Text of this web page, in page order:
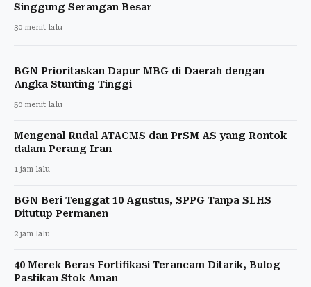
Singgung Serangan Besar
30 menit lalu
BGN Prioritaskan Dapur MBG di Daerah dengan
Angka Stunting Tinggi
50 menit lalu
Mengenal Rudal ATACMS dan PrSM AS yang Rontok
dalam Perang Iran
1 jam lalu
BGN Beri Tenggat 10 Agustus, SPPG Tanpa SLHS
Ditutup Permanen
2 jam lalu
40 Merek Beras Fortifikasi Terancam Ditarik, Bulog
Pastikan Stok Aman